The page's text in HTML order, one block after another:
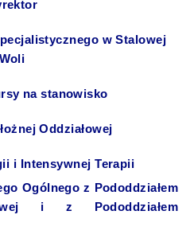
w Stalowej
Woli
na stanowisko
Oddziałowej
i Intensywnej Terapii
Ogólnego z Pododdziałem
i z Pododdziałem